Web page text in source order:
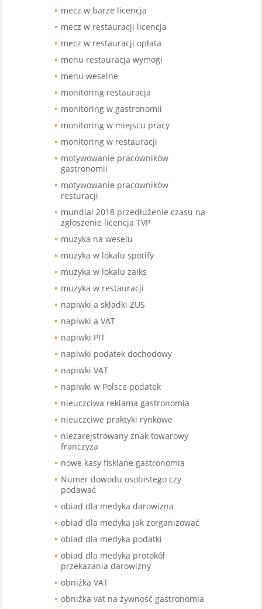
mecz w barze licencja
mecz w restauracji licencja
mecz w restauracji opłata
menu restauracja wymogi
menu weselne
monitoring restauracja
monitoring w gastronomii
monitoring w miejscu pracy
monitoring w restauracji
motywowanie pracowników
gastronomii
motywowanie pracowników
resturacji
mundial 2018 przedłużenie czasu na
zgłoszenie licencja TVP
muzyka na weselu
muzyka w lokalu spotify
muzyka w lokalu zaiks
muzyka w restauracji
napiwki a składki ZUS
napiwki a VAT
napiwki PIT
napiwki podatek dochodowy
napiwki VAT
napiwki w Polsce podatek
nieuczciwa reklama gastronomia
nieuczciwe praktyki rynkowe
niezarejstrowany znak towarowy
franczyza
nowe kasy fisklane gastronomia
Numer dowodu osobistego czy
podawać
obiad dla medyka darowizna
obiad dla medyka jak zorganizować
obiad dla medyka podatki
obiad dla medyka protokół
przekazania darowizny
obniżka VAT
obniżka vat na żywność gastronomia